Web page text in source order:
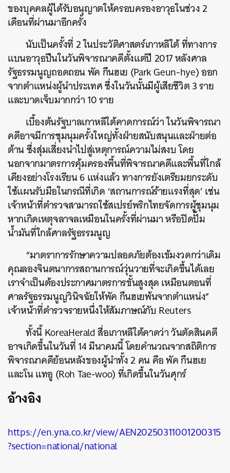
ของบุคคลผู้ได้รับอนุญาตให้ครอบครองอาวุธในช่วง 2
เดือนที่ผ่านมาอีกครั้ง
นับเป็นครั้งที่ 2 ในประวัติศาสตร์เกาหลีใต้ ที่ทางการ
แบนอาวุธปืนในวันพิจารณาคดีตั้งแต่ปี 2017 หลังศาล
รัฐธรรมนูญถอดถอน พัค กึนฮเย (Park Geun-hye) ออก
จากตำแหน่งผู้นำประเทศ ซึ่งในวันนั้นมีผู้เสียชีวิต 3 ราย
และบาดเจ็บมากกว่า 10 ราย
เบื้องต้นรัฐบาลเกาหลีใต้คาดการณ์ว่า ในวันพิจารณา
คดีอาจมีการชุมนุมครั้งใหญ่ทั้งฝ่ายสนับสนุนและฝ่ายต่อ
ต้าน ซึ่งสุ่มเสี่ยงนำไปสู่เหตุการณ์ความไม่สงบ โดย
นอกจากมาตรการคุ้มครองพื้นที่พิจารณาคดีและพื้นที่ใกล้
เคียงอย่างโรงเรียน 6 แห่งแล้ว ทางการยังเตรียมยกระดับ
ใช้แผนรับมือในกรณีที่เกิด ‘สถานการณ์ร้ายแรงที่สุด’ เช่น
เจ้าหน้าที่ตำรวจสามารถใช้สเปรย์พริกไทยจัดการผู้ชุมนุม
หากเกิดเหตุจลาจลเหมือนในครั้งที่ผ่านมา หรือปิดปั๊ม
น้ำมันที่ใกล้ศาลรัฐธรรมนูญ
“มาตราการรักษาความปลอดภัยต้องเข้มงวดกว่าเดิม
คุณลองจินตนาการสถานการณ์วุ่นวายที่จะเกิดขึ้นได้เลย
เราจำเป็นต้องประกาศมาตรการขั้นสูงสุด เหมือนตอนที่
ศาลรัฐธรรมนูญวินิจฉัยให้พัค กึนฮเยพ้นจากตำแหน่ง”
เจ้าหน้าที่ตำรวจรายหนึ่งให้สัมภาษณ์กับ Reuters
ทั้งนี้ KoreaHerald สื่อเกาหลีใต้คาดว่า วันตัดสินคดี
อาจเกิดขึ้นในวันที่ 14 มีนาคมนี้ โดยคำนวณจากสถิติการ
พิจารณาคดีย้อนหลังของผู้นำทั้ง 2 คน คือ พัค กึนฮเย
และโน แทอู (Roh Tae-woo) ที่เกิดขึ้นในวันศุกร์
อ้างอิง
https://en.yna.co.kr/view/AEN20250311001200315
?section=national/national
SHARE TWEET LINE EMAIL